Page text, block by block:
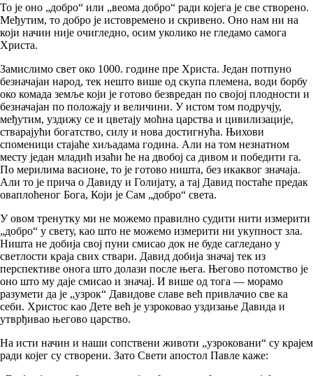
То је оно „добро“ или „веома добро“ ради којега је све створено.
Међутим, то добро је истовремено и скривено. Оно нам ни на
који начин није очигледно, осим уколико не гледамо самога
Христа.
Замислимо свет око 1000. године пре Христа. Један потпуно
безначајан народ, тек нешто више од скупа племена, води борбу
око комада земље који је готово безвредан по својој плодности и
безначајан по положају и величини. У истом том подручју,
међутим, уздижу се и цветају моћна царства и цивилизације,
стварајући богатство, силу и нова достигнућа. Њихови
споменици стајаће хиљадама година. Али на том незнатном
месту један младић изаћи ће на двобој са дивом и победити га.
По мерилима васионе, то је готово ништа, без икаквог значаја.
Али то је прича о Давиду и Голијату, а тај Давид постаће предак
оваплоћеног Бога, Који је Сам „добро“ света.
У овом тренутку ми не можемо правилно судити нити измерити
„добро“ у свету, као што не можемо измерити ни укупност зла.
Ништа не добија свој пуни смисао док не буде сагледано у
светлости краја свих ствари. Давид добија значај тек из
перспективе онога што долази после њега. Његово потомство је
оно што му даје смисао и значај. И више од тога — морамо
разумети да је „узрок“ Давидове славе већ привлачио све ка
себи. Христос као Дете већ је узроковао уздизање Давида и
утврђивао његово царство.
На исти начин и наши сопствени животи „узроковани“ су крајем
ради којег су створени. Зато Свети апостол Павле каже: